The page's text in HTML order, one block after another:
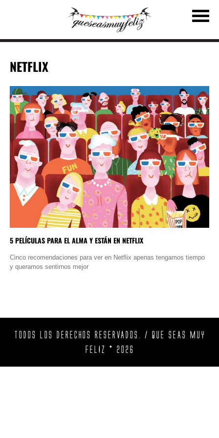
NETFLIX
5 PELÍCULAS PARA EL ALMA Y ESTÁN EN NETFLIX
Cinco recomendaciones para ver en Netflix apenas tengamos tiempo
y queramos sentirnos mejor
TODOS LOS DERECHOS RESERVADOS. / QUE SEAS MUY
FELIZ © 2026